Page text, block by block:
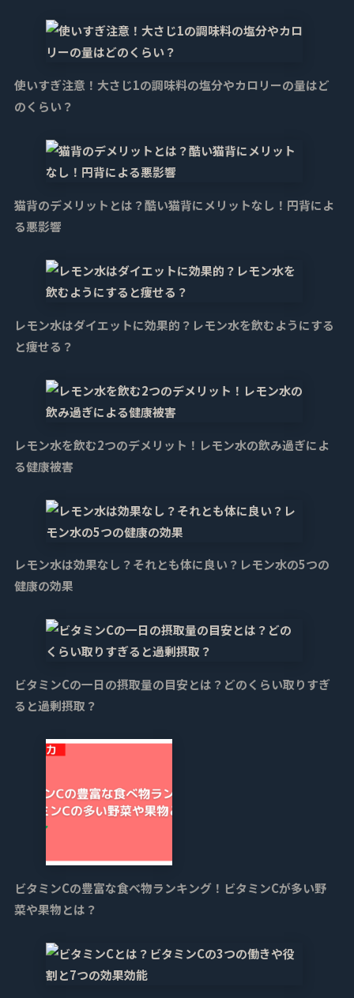
使いすぎ注意！大さじ1の調味料の塩分やカロリーの量はど
のくらい？
猫背のデメリットとは？酷い猫背にメリットなし！円背によ
る悪影響
レモン水はダイエットに効果的？レモン水を飲むようにする
と痩せる？
レモン水を飲む2つのデメリット！レモン水の飲み過ぎによ
る健康被害
レモン水は効果なし？それとも体に良い？レモン水の5つの
健康の効果
ビタミンCの一日の摂取量の目安とは？どのくらい取りすぎ
ると過剰摂取？
ビタミンCの豊富な食べ物ランキング！ビタミンCが多い野
菜や果物とは？